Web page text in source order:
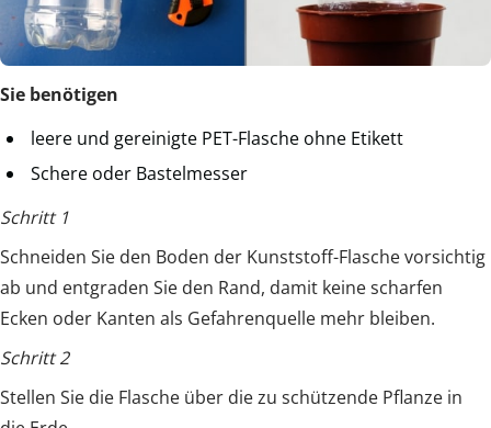
Sie benötigen
leere und gereinigte PET-Flasche ohne Etikett
Schere oder Bastelmesser
Schritt 1
Schneiden Sie den Boden der Kunststoff-Flasche vorsichtig
ab und entgraden Sie den Rand, damit keine scharfen
Ecken oder Kanten als Gefahrenquelle mehr bleiben.
Schritt 2
Stellen Sie die Flasche über die zu schützende Pflanze in